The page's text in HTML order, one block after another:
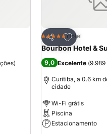
)
Partilhar
Adicionar
5 EstrelasHotel
Bourbon Hotel &
9,0 Excelente (
Curitiba, a 0.6 km
cidade
Wi-Fi grátis
Piscina
Estacionamento